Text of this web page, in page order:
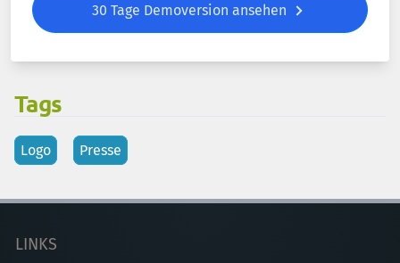
30 Tage Demoversion ansehen
Tags
Logo Presse
LINKS